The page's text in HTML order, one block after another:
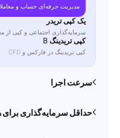
مدیریت حرفه‌ای حساب و
یک کپی تریدر
سرمایه‌گذاری اجتماعی و کپی از
کپی تریدینگ B
کپی تریدینگ در فارکس و CFD
سرعت اجرا
Neex CopyTrade
حداقل سرمایه‌گذاری برای